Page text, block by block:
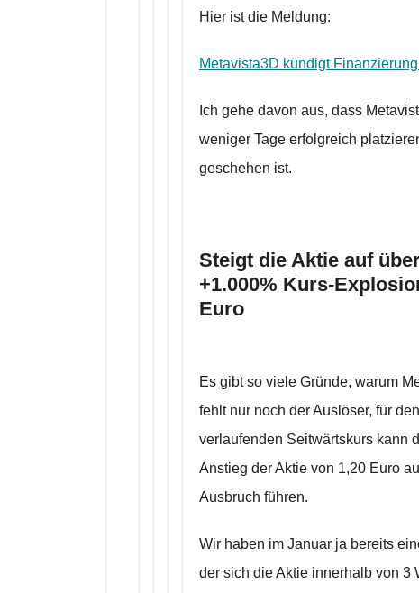
Hier ist die Meldung:
Metavista3D kündigt
Ich gehe davon aus, dass
weniger Tage erfolgreich
geschehen ist.
Steigt die Aktie auf
+1.000% Kurs-
Euro
Es gibt so viele Gründe, warum
fehlt nur noch der Auslöser, für
verlaufenden Seitwärtskurs kann
Anstieg der Aktie von 1,20 Euro
Ausbruch führen.
Wir haben im Januar ja bereits
der sich die Aktie innerhalb von 3